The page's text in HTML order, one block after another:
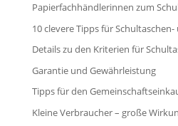
Papierfachhändlerinnen zum
10 clevere Tipps für
Details zu den Kriterien für
Garantie und Gewährleistung
Tipps für den
Kleine Verbraucher – große